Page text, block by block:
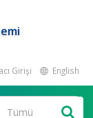
Girişi English